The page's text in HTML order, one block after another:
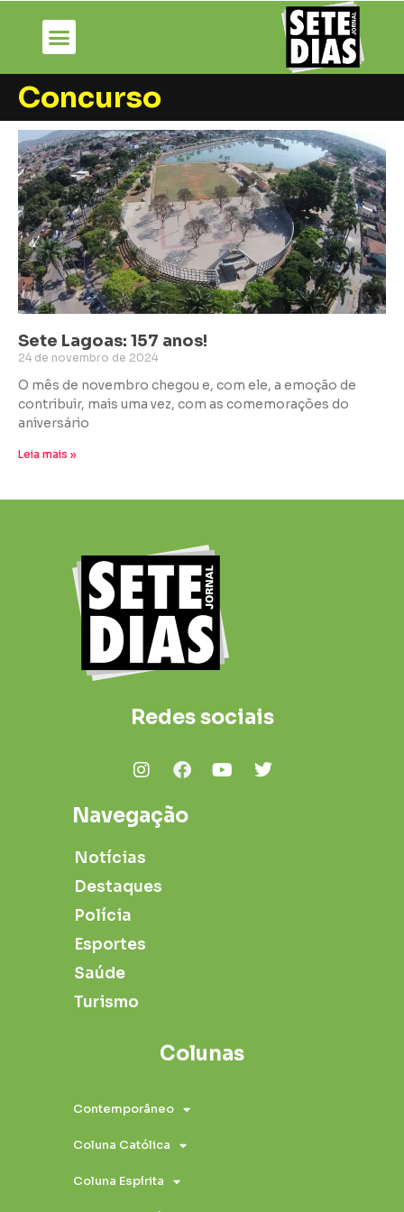
Concurso
Sete Lagoas: 157 anos!
24 de novembro de 2024
O mês de novembro chegou e, com ele, a emoção de
contribuir, mais uma vez, com as comemorações do
aniversário
Leia mais »
Redes sociais
Navegação
Notícias
Destaques
Polícia
Esportes
Saúde
Turismo
Colunas
Contemporâneo
Coluna Católica
Coluna Espírita